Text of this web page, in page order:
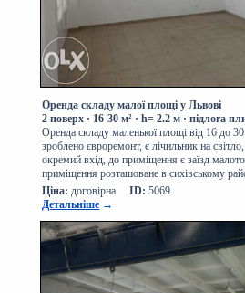
Оренда складу малої площі у Львові
2 поверх · 16-30 м² · h= 2.2 м · підлога
Оренда складу маленької площі від 16 до
зроблено євроремонт, є лічильник на
окремий вхід, до приміщення є заїзд
приміщення розташоване в сихівському
Ціна: договірна ID: 5069
Детальніше →